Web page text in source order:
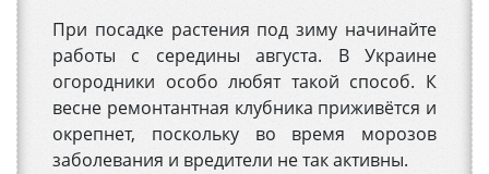
При посадке растения под зиму начинайте
работы с середины августа. В Украине
огородники особо любят такой способ. К
весне ремонтантная клубника приживётся и
окрепнет, поскольку во время морозов
заболевания и вредители не так активны.